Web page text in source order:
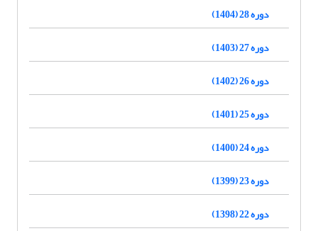
دوره 28 (1404)
دوره 27 (1403)
دوره 26 (1402)
دوره 25 (1401)
دوره 24 (1400)
دوره 23 (1399)
دوره 22 (1398)